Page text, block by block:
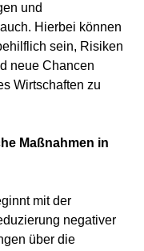
und
Hierbei können
sein, Risiken
neue Chancen
Wirtschaften zu
Maßnahmen in
mit der
negativer
über die